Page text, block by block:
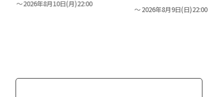
2026年8月10日(月)22:00
2026年8月9日(日)22:00